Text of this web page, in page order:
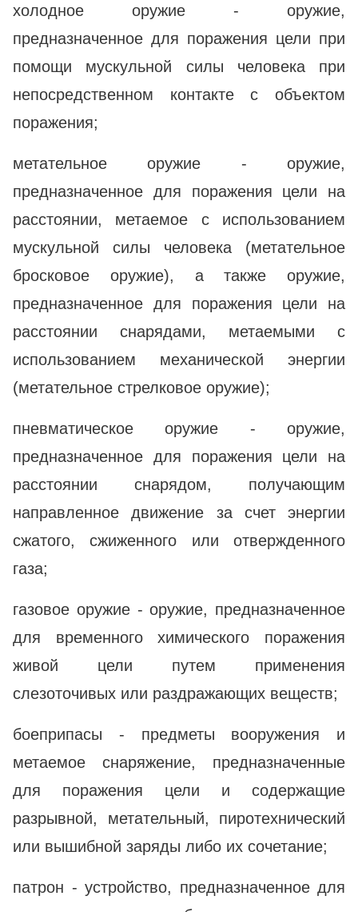
холодное оружие - оружие,
предназначенное для поражения цели при
помощи мускульной силы человека при
непосредственном контакте с объектом
поражения;
метательное оружие - оружие,
предназначенное для поражения цели на
расстоянии, метаемое с использованием
мускульной силы человека (метательное
бросковое оружие), а также оружие,
предназначенное для поражения цели на
расстоянии снарядами, метаемыми с
использованием механической энергии
(метательное стрелковое оружие);
пневматическое оружие - оружие,
предназначенное для поражения цели на
расстоянии снарядом, получающим
направленное движение за счет энергии
сжатого, сжиженного или отвержденного
газа;
газовое оружие - оружие, предназначенное
для временного химического поражения
живой цели путем применения
слезоточивых или раздражающих веществ;
боеприпасы - предметы вооружения и
метаемое снаряжение, предназначенные
для поражения цели и содержащие
разрывной, метательный, пиротехнический
или вышибной заряды либо их сочетание;
патрон - устройство, предназначенное для